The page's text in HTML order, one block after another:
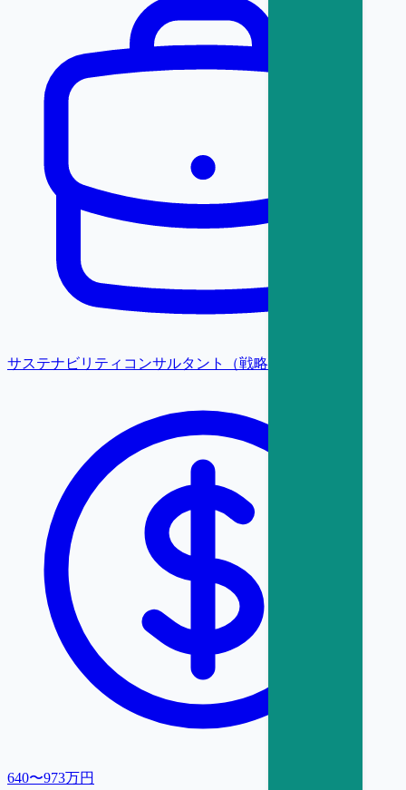
サステナビリティコンサルタント（戦略・変革）
640〜973万円